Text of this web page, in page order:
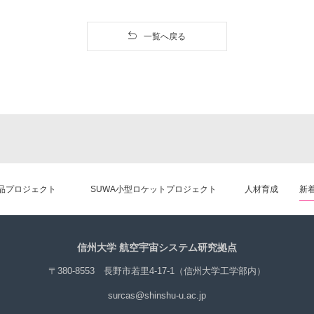
一覧へ戻る
プロジェクト SUWA小型ロケットプロジェクト 人材育成 新
信州大学 航空宇宙システム研究拠点
〒380-8553 長野市若里4-17-1（信州大学工学部内）
surcas@shinshu-u.ac.jp